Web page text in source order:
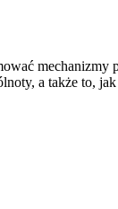
a także to,